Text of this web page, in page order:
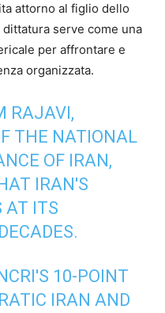
attorno al figlio dello
serve come una
per affrontare e
organizzata.
RAJAVI,
THE NATIONAL
OF IRAN,
IRAN'S
AT ITS
10-POINT
IRAN AND